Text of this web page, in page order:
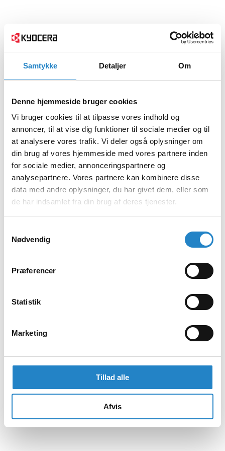
Samtykke Detaljer Om
Denne hjemmeside bruger cookies
Vi bruger cookies til at tilpasse vores indhold og
annoncer, til at vise dig funktioner til sociale medier og til
at analysere vores trafik. Vi deler også oplysninger om
din brug af vores hjemmeside med vores partnere inden
for sociale medier, annonceringspartnere og
analysepartnere. Vores partnere kan kombinere disse
data med andre oplysninger, du har givet dem, eller som
de har indsamlet fra din brug af deres tjenester.
Nødvendig
Præferencer
Statistik
Marketing
Tillad alle
Afvis